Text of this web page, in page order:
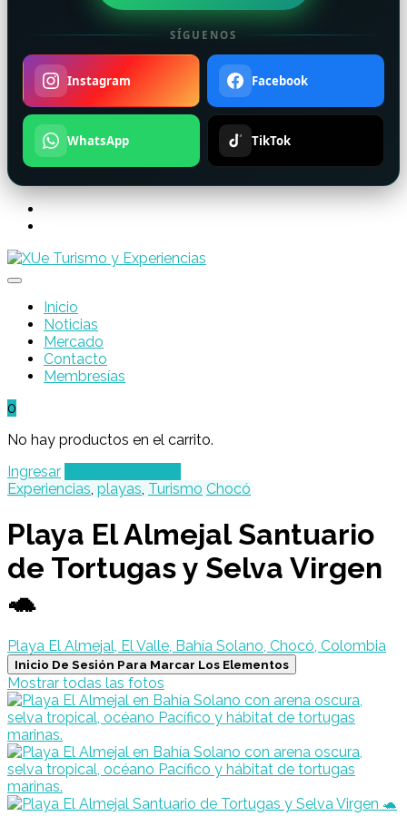
SÍGUENOS
Instagram Facebook
WhatsApp TikTok
Inicio
Noticias
Mercado
Contacto
Membresías
0
No hay productos en el carrito.
Ingresar
Experiencias, playas, Turismo Chocó
Playa El Almejal Santuario
de Tortugas y Selva Virgen
🐢
Playa El Almejal, El Valle, Bahía Solano, Chocó, Colombia
Inicio De Sesión Para Marcar Los Elementos
Mostrar todas las fotos